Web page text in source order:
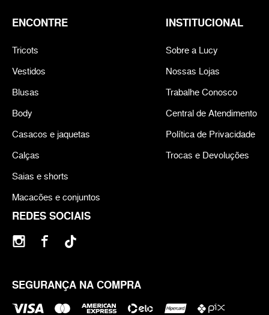
REDES SOCIAIS
SEGURANÇA NA COMPRA
ENCONTRE
Tricots
Vestidos
Blusas
Body
Casacos e jaquetas
Calças
Saias e shorts
Macacões e conjuntos
INSTITUCIONAL
Sobre a Lucy
Nossas Lojas
Trabalhe Conosco
Central de Atendimento
Política de Privacidade
Trocas e Devoluções